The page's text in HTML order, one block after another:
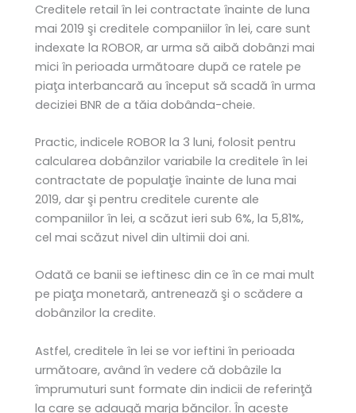
Creditele retail în lei contractate înainte de luna
mai 2019 şi creditele com­paniilor în lei, care sunt
indexate la ROBOR, ar urma să aibă dobânzi mai
mici în perioada următoare după ce ratele pe
piaţa interbancară au început să scadă în urma
deciziei BNR de a tăia dobânda-cheie.
Practic, indicele ROBOR la 3 luni, folosit pentru
calcularea dobânzilor variabile la creditele în lei
contractate de populaţie înainte de luna mai
2019, dar şi pentru creditele curente ale
companiilor în lei, a scăzut ieri sub 6%, la 5,81%,
cel mai scăzut nivel din ultimii doi ani.
Odată ce banii se ieftinesc din ce în ce mai mult
pe piaţa monetară, antrenează şi o scădere a
dobânzilor la credite.
Astfel, creditele în lei se vor ieftini în perioada
următoare, având în vedere că dobâzile la
împrumuturi sunt formate din indicii de referinţă
la care se adaugă marja băncilor. În aceste